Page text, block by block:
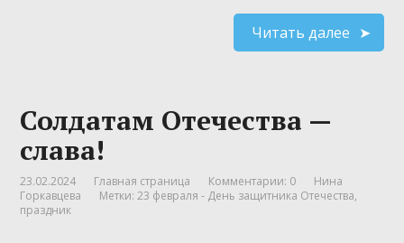
Читать далее
Солдатам Отечества —
слава!
23.02.2024 Главная страница Комментарии: 0
Нина
Горкавцева
Метки:23 февраля - День защитника Отечества,
праздник